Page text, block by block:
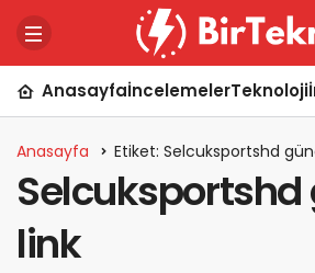
AnasayfaİncelemelerTeknoloji
Anasayfa Etiket: Selcuksportshd
Selcuksportshd
link